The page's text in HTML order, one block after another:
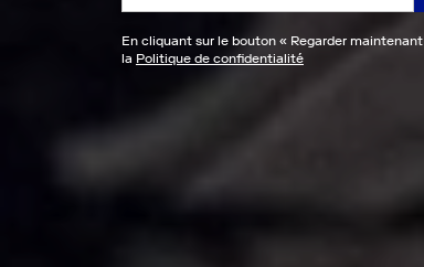
En cliquant sur le bouton « Regarder maintenant
la Politique de confidentialité